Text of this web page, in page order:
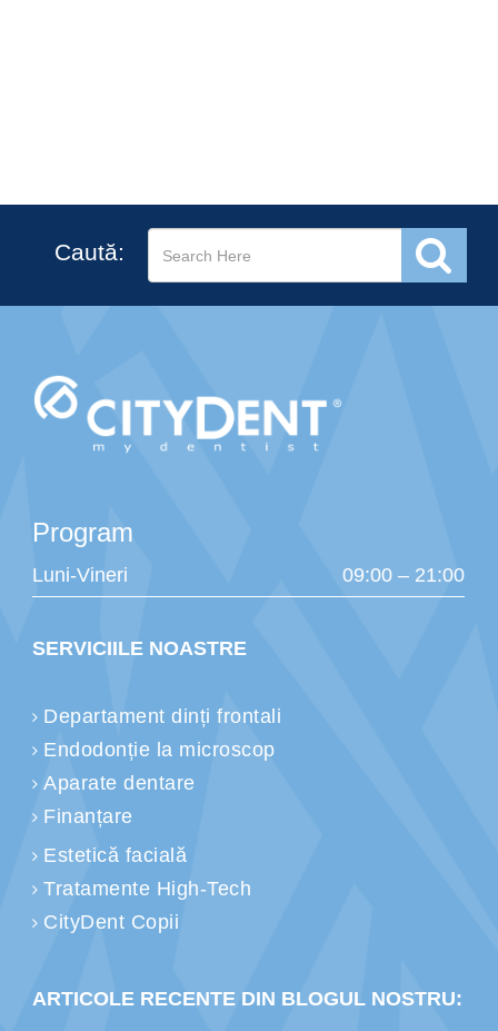
Caută:
Program
Luni-Vineri 09:00 – 21:00
SERVICIILE NOASTRE
Departament dinți frontali
Endodonție la microscop
Aparate dentare
Finanțare
Estetică facială
Tratamente High-Tech
CityDent Copii
ARTICOLE RECENTE DIN BLOGUL NOSTRU: